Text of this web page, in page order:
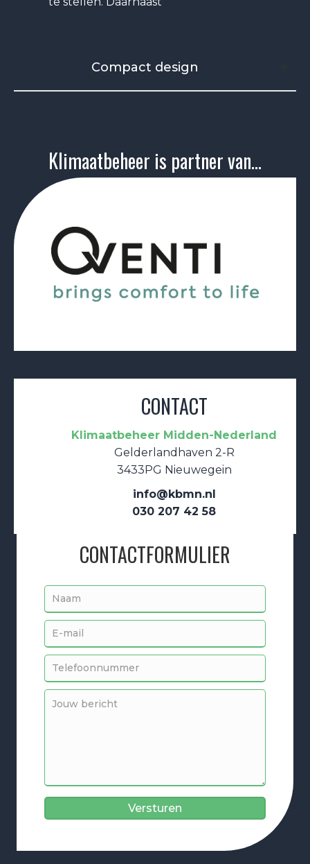
Compact design
Klimaatbeheer is partner van...
CONTACT
Klimaatbeheer Midden-Nederland
Gelderlandhaven 2-R
3433PG Nieuwegein
info@kbmn.nl
030 207 42 58
CONTACTFORMULIER
Versturen